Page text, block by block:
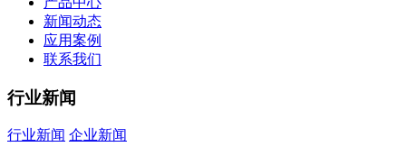
新闻动态
应用案例
联系我们
行业新闻
行业新闻 企业新闻